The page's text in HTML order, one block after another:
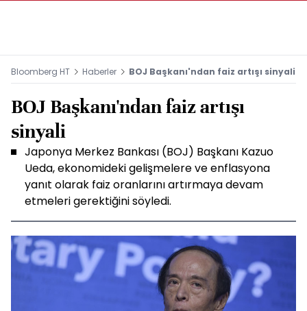
Bloomberg HT Haberler BOJ Başkanı'ndan faiz artışı sinyali
BOJ Başkanı'ndan faiz artışı
sinyali
Japonya Merkez Bankası (BOJ) Başkanı Kazuo
Ueda, ekonomideki gelişmelere ve enflasyona
yanıt olarak faiz oranlarını artırmaya devam
etmeleri gerektiğini söyledi.